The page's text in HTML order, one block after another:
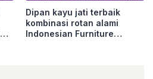
Dipan kayu jati terbaik
kombinasi rotan alami
Indonesian Furniture